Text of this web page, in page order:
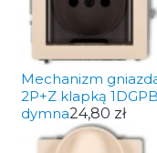
Mechanizm
2P+Z klapką
dymna24,80 zł